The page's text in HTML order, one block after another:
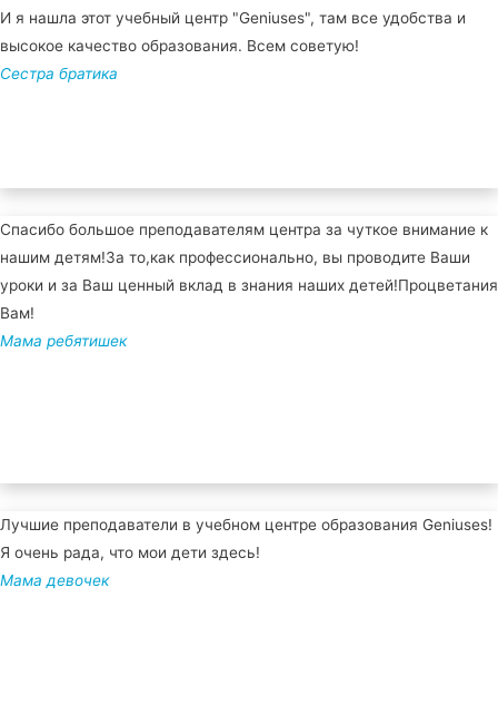
И я нашла этот учебный центр "Geniuses", там все удобства и
высокое качество образования. Всем советую!
Сестра братика
Спасибо большое преподавателям центра за чуткое внимание к
нашим детям!За то,как профессионально, вы проводите Ваши
уроки и за Ваш ценный вклад в знания наших детей!Процветания
Вам!
Мама ребятишек
Лучшие преподаватели в учебном центре образования Geniuses!
Я очень рада, что мои дети здесь!
Мама девочек